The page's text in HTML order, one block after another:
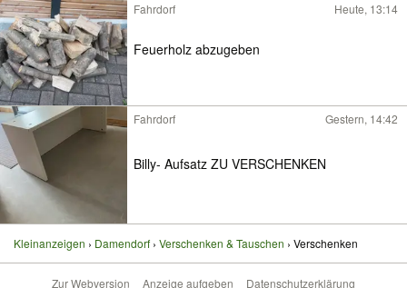
Fahrdorf Heute, 13:14
Feuerholz abzugeben
Fahrdorf Gestern, 14:42
Billy- Aufsatz ZU VERSCHENKEN
Kleinanzeigen Damendorf Verschenken & Tauschen Verschenken
Zur Webversion Anzeige aufgeben Datenschutzerklärung